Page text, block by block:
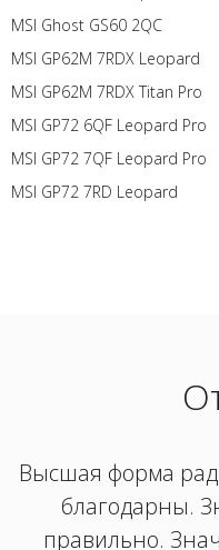
MSI Ghost GS60 2QC
MSI GP62M 7RDX Leopard
MSI GP62M 7RDX Titan Pro
MSI GP72 6QF Leopard Pro
MSI GP72 7QF Leopard Pro
MSI GP72 7RD Leopard
Высшая форма
благодарны.
правильно.